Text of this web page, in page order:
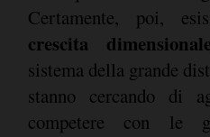
Certamente, poi,
crescita dimensionale
sistema della grande
stanno cercando di
competere con le